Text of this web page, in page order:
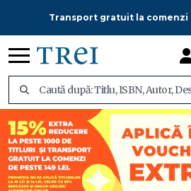
Transport gratuit la comenzi